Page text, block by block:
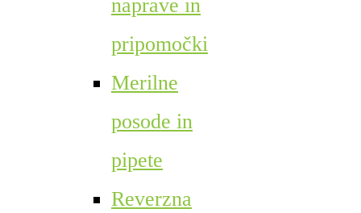
naprave in
pripomočki
Merilne
posode in
pipete
Reverzna